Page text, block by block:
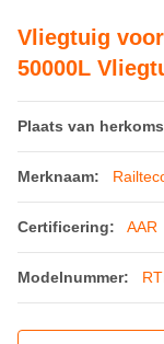
Vliegtuig
50000L
Plaats van
Merknaam:
Certificering: AAR
Modelnummer: